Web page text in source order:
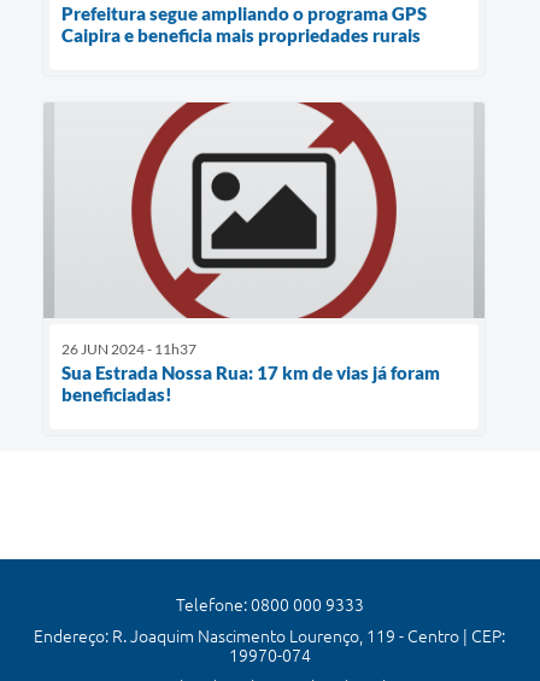
Prefeitura segue ampliando o programa GPS
Caipira e beneficia mais propriedades rurais
26 JUN 2024 - 11h37
Sua Estrada Nossa Rua: 17 km de vias já foram
beneficiadas!
Telefone: 0800 000 9333
Endereço: R. Joaquim Nascimento Lourenço, 119 - Centro | CEP:
19970-074